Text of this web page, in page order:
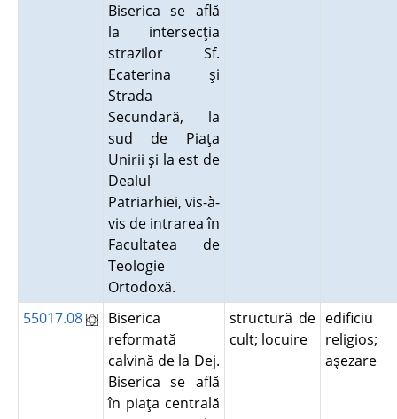
Biserica se află
la intersecţia
strazilor Sf.
Ecaterina şi
Strada
Secundară, la
sud de Piaţa
Unirii şi la est de
Dealul
Patriarhiei, vis-à-
vis de intrarea în
Facultatea de
Teologie
Ortodoxă.
55017.08
Biserica
reformată
calvină de la Dej.
Biserica se află
în piaţa centrală
structură de
cult; locuire
edificiu
religios;
aşezare